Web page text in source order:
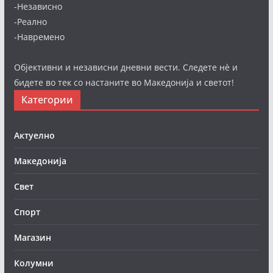
-Независно
-Реално
-Навремено
Објективни и независни дневни вести. Следете нè и
бидете во тек со настаните во Македонија и светот!
Категории
Актуелно
Македонија
Свет
Спорт
Магазин
Колумни